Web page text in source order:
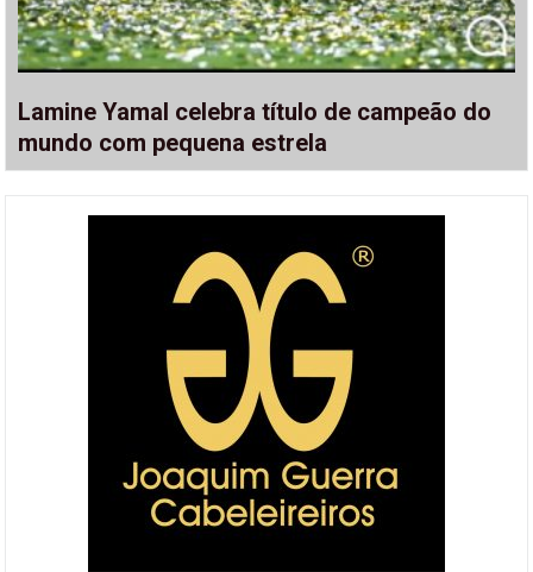
Lamine Yamal celebra título de campeão do
mundo com pequena estrela